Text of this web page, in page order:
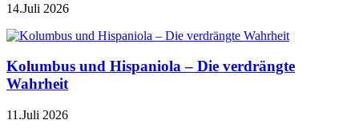
14.Juli 2026
Kolumbus und Hispaniola – Die verdrängte
Wahrheit
11.Juli 2026